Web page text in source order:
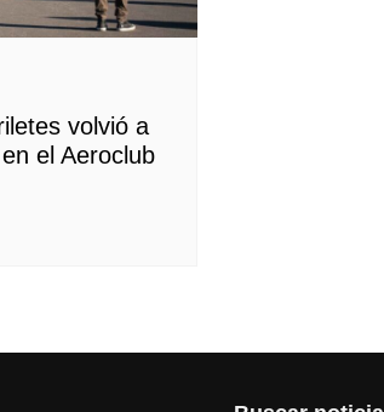
volvió a
el Aeroclub